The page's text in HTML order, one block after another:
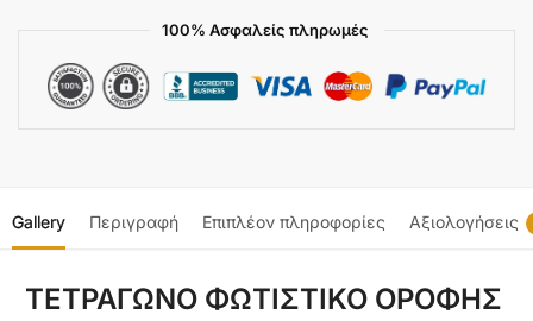
100% Ασφαλείς πληρωμές
Gallery Περιγραφή Επιπλέον πληροφορίες Αξιολογήσεις
ΤΕΤΡΑΓΩΝΟ ΦΩΤΙΣΤΙΚΟ ΟΡΟΦΗΣ